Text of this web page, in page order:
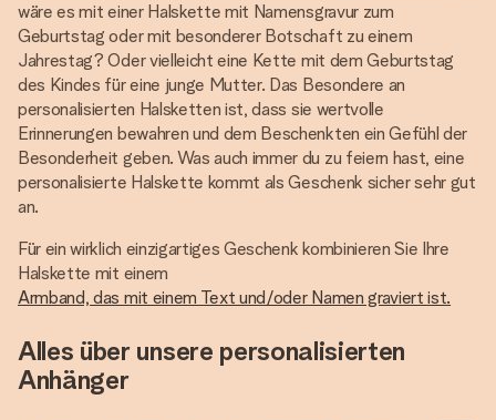
wäre es mit einer Halskette mit Namensgravur zum
Geburtstag oder mit besonderer Botschaft zu einem
Jahrestag? Oder vielleicht eine Kette mit dem Geburtstag
des Kindes für eine junge Mutter. Das Besondere an
personalisierten Halsketten ist, dass sie wertvolle
Erinnerungen bewahren und dem Beschenkten ein Gefühl der
Besonderheit geben. Was auch immer du zu feiern hast, eine
personalisierte Halskette kommt als Geschenk sicher sehr gut
an.
Für ein wirklich einzigartiges Geschenk kombinieren Sie Ihre
Halskette mit einem
Armband, das mit einem Text und/oder Namen graviert ist.
Alles über unsere personalisierten
Anhänger